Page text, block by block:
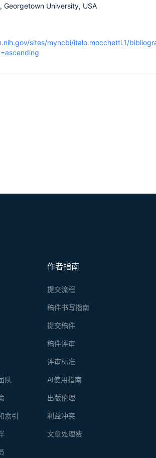
Georgetown University, USA
sites/myncbi/italo.mocchetti.1/
作者指南
提交流程
稿件书写指南
提交稿件
稿件评审
评审标准
AI使用指南
出版伦理
利益冲突
文章处理费
队
索引